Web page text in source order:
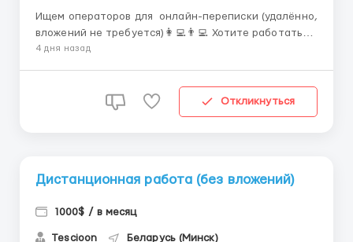
Ищем операторов для онлайн-переписки (удалённо,
вложений не требуется)👩‍💻👨‍💻 Хотите работать
из дома и получать стабильный доход? Мы ищем
клиентами в чате. Оперативно отвечать на запро...
4 дня назад
Откликнуться
Дистанционная работа (без вложений)
1000$ / в месяц
Tescioon Беларусь (Минск)